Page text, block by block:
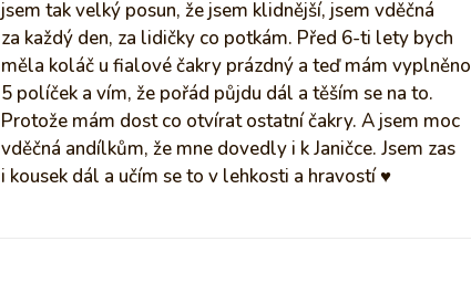
jsem tak velký posun, že jsem klidnější, jsem vděčná
za každý den, za lidičky co potkám. Před 6-ti lety bych
měla koláč u fialové čakry prázdný a teď mám vyplněno
5 políček a vím, že pořád půjdu dál a těším se na to.
Protože mám dost co otvírat ostatní čakry. A jsem moc
vděčná andílkům, že mne dovedly i k Janičce. Jsem zas
i kousek dál a učím se to v lehkosti a hravostí ♥️